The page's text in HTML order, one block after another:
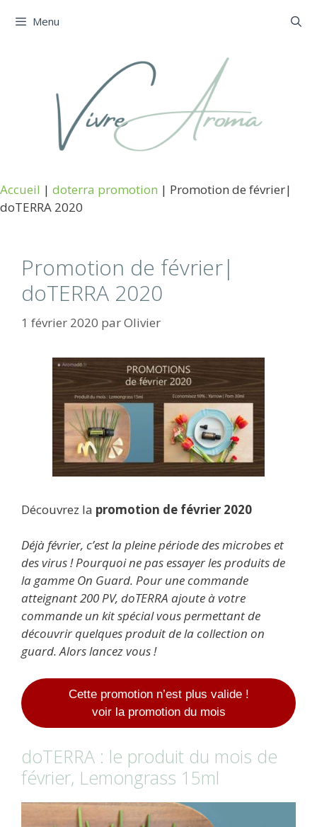
Menu
Accueil | doterra promotion | Promotion de février|
doTERRA 2020
Promotion de février|
doTERRA 2020
1 février 2020 parOlivier
Découvrez la promotion de février 2020
Déjà février, c’est la pleine période des microbes et
des virus ! Pourquoi ne pas essayer les produits de
la gamme On Guard. Pour une commande
atteignant 200 PV, doTERRA ajoute à votre
commande un kit spécial vous permettant de
découvrir quelques produit de la collection on
guard. Alors lancez vous !
Cette promotion n’est plus valide !
voir la promotion du mois
doTERRA : le produit du mois de
février, Lemongrass 15ml